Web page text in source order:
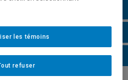
refuser
les témoins